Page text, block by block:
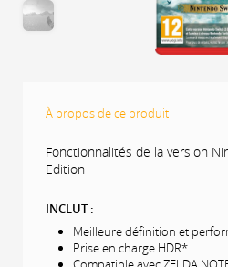
À propos de ce produit
Fonctionnalités de la version
Edition
INCLUT :
Meilleure définition et
Prise en charge HDR*